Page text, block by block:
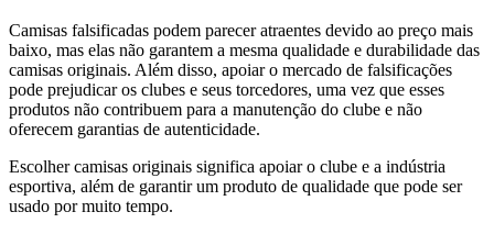
Camisas falsificadas podem parecer atraentes devido ao preço mais
baixo, mas elas não garantem a mesma qualidade e durabilidade das
camisas originais. Além disso, apoiar o mercado de falsificações
pode prejudicar os clubes e seus torcedores, uma vez que esses
produtos não contribuem para a manutenção do clube e não
oferecem garantias de autenticidade.
Escolher camisas originais significa apoiar o clube e a indústria
esportiva, além de garantir um produto de qualidade que pode ser
usado por muito tempo.